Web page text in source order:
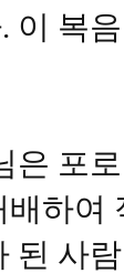
이 복
은 포
배하여
된 사